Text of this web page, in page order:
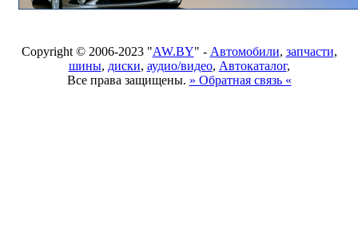
Copyright © 2006-2023 "AW.BY" - Автомобили, запчасти,
шины, диски, аудио/видео, Автокаталог,
Все права защищены. » Обратная связь «